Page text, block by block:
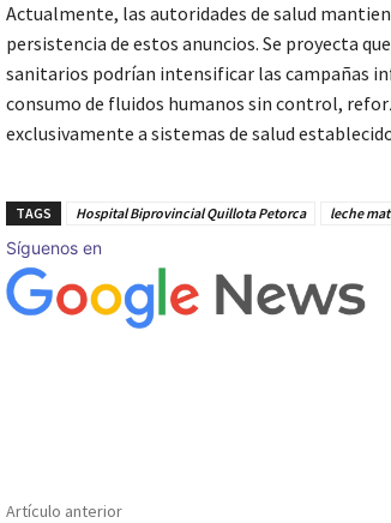
Actualmente, las autoridades de salud
persistencia de estos anuncios. Se proyecta
sanitarios podrían intensificar las campañas
consumo de fluidos humanos sin control,
exclusivamente a sistemas de salud
TAGS Hospital Biprovincial Quillota Petorca leche
Síguenos en
Artículo anterior